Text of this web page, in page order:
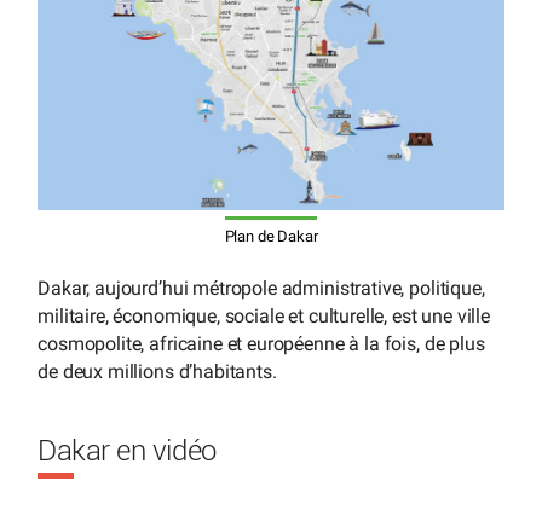
Plan de Dakar
Dakar, aujourd’hui métropole administrative, politique,
militaire, économique, sociale et culturelle, est une ville
cosmopolite, africaine et européenne à la fois, de plus
de deux millions d’habitants.
Dakar en vidéo